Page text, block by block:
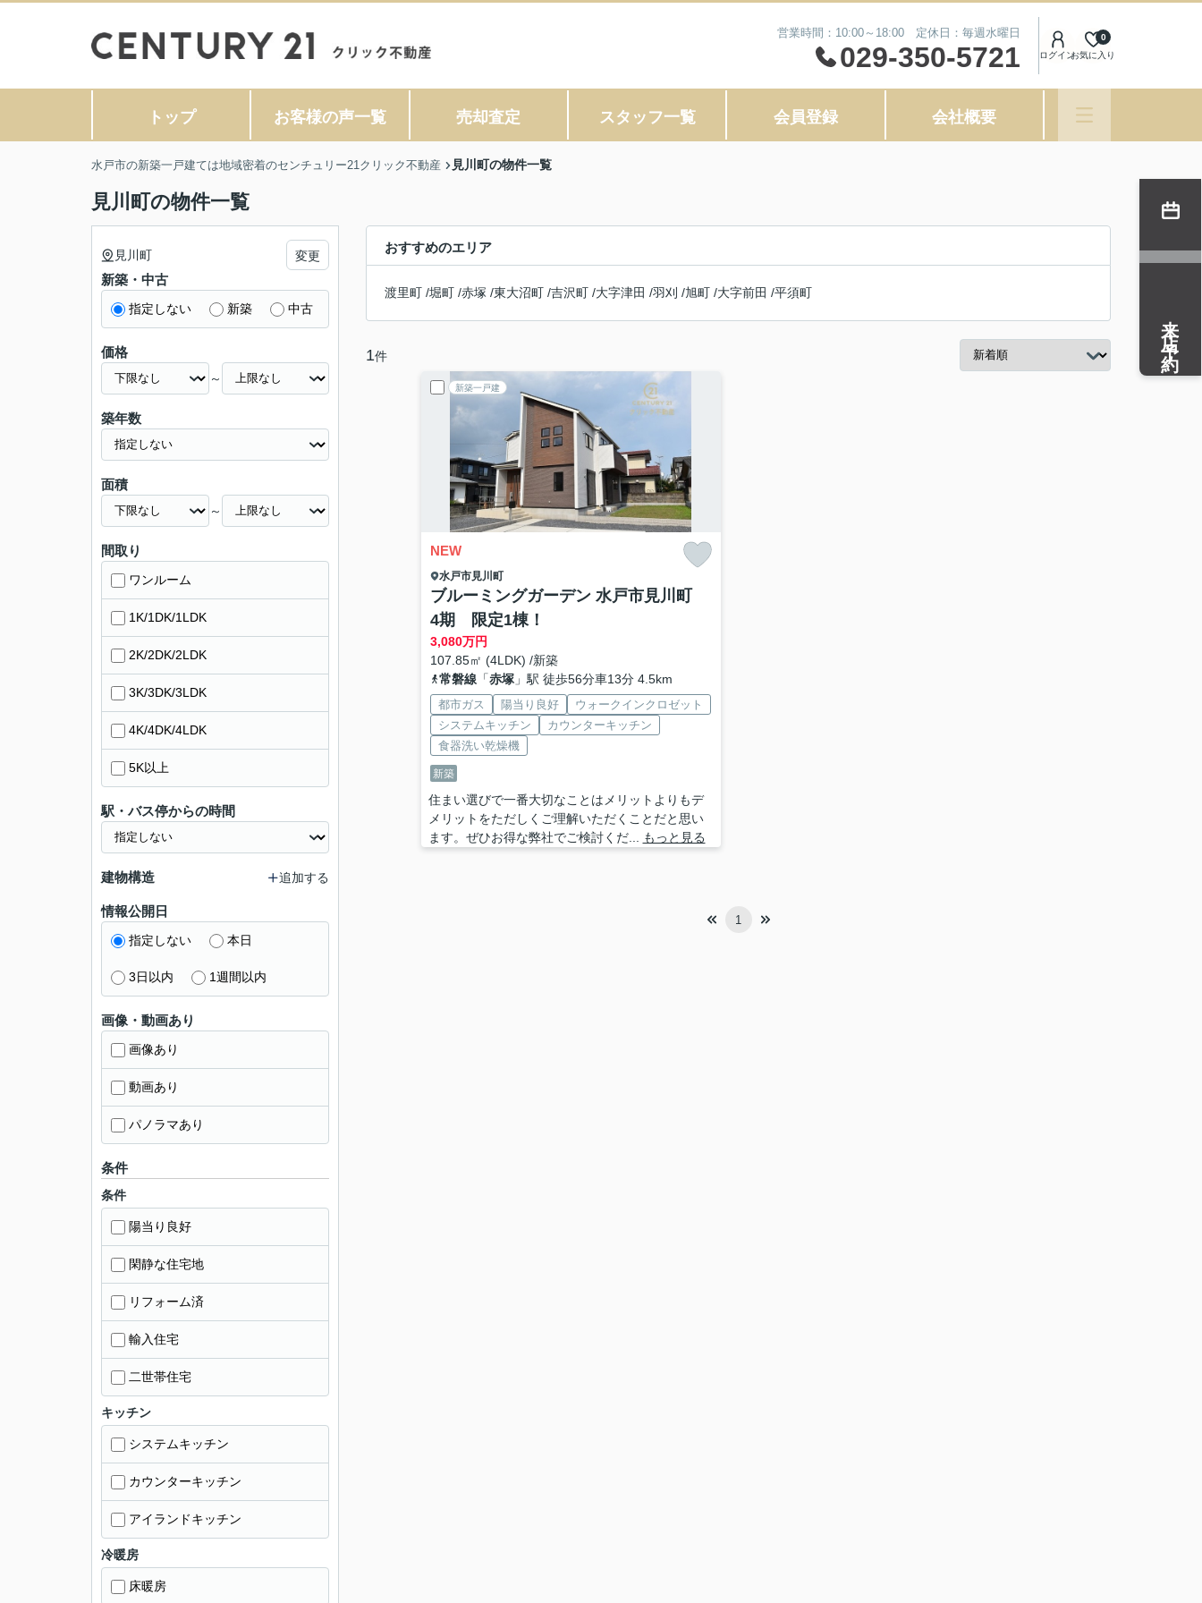
営業時間：10:00～18:00 定休日：毎週水曜日
029-350-5721 ログインお気に入り
0
トップ お客様の声一覧 売却査定 スタッフ一覧 会員登録 会社概要
水戸市の新築一戸建ては地域密着のセンチュリー21クリック不動産 見川町の物件一覧
見川町の物件一覧
おすすめのエリア
渡里町 /堀町 /赤塚 /東大沼町 /吉沢町 /大字津田 /羽刈 /旭町 /大字前田 /平須町
1件
新築一戸建
NEW
水戸市見川町
ブルーミングガーデン 水戸市見川町
4期 限定1棟！
3,080万円
107.85㎡ (4LDK) /新築
常磐線「赤塚」駅 徒歩56分車13分 4.5km
都市ガス 陽当り良好
ウォークインクロゼット
システムキッチン
カウンターキッチン
食器洗い乾燥機
新築
住まい選びで一番大切なことはメリットよりもデ
メリットをただしくご理解いただくことだと思い
ます。ぜひお得な弊社でご検討くだ...
もっと見る
1
見川町 変更
新築・中古
指定しない 新築 中古
価格
～
築年数
面積
～
間取り
ワンルーム
1K/1DK/1LDK
2K/2DK/2LDK
3K/3DK/3LDK
4K/4DK/4LDK
5K以上
駅・バス停からの時間
建物構造 追加する
情報公開日
指定しない 本日
3日以内 1週間以内
画像・動画あり
画像あり
動画あり
パノラマあり
条件
条件
陽当り良好
閑静な住宅地
リフォーム済
輸入住宅
二世帯住宅
キッチン
システムキッチン
カウンターキッチン
アイランドキッチン
冷暖房
床暖房
来店予約